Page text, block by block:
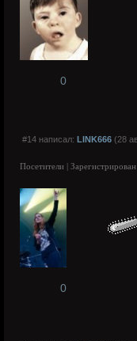
0
#14 написал: LINK666 (28
Посетители |
0